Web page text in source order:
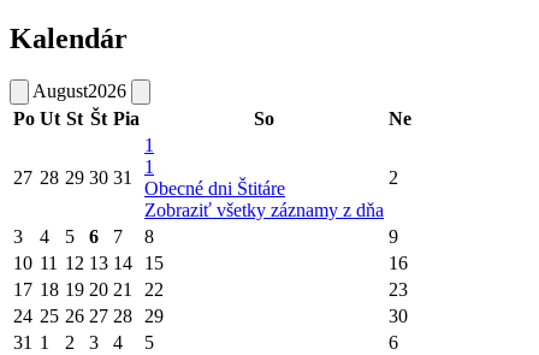
Kalendár
August2026
Po Ut St Št Pia So Ne
27 28 29 30 31
1
1
Obecné dni Štitáre
Zobraziť všetky záznamy z dňa
2
3 4 5 6 7 8
9
10 11 12 13 14 15
16
17 18 19 20 21 22
23
24 25 26 27 28 29
30
31 1 2 3 4 5 6